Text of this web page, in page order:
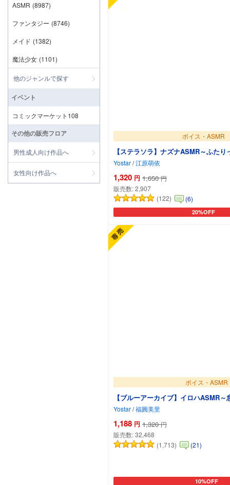
ボイス・ASMR
【ステラソラ】ナズナASMR～ふた
Yostar/江原萌依
1,320 円 1,650 円
販売数:2,907
(122)
(6)
20%OFF
カートに追加
ボイス・ASMR
【ブルーアーカイブ】イロハASMR
Yostar/福圓美里
1,188 円 1,320 円
販売数:32,468
(1,713)
(21)
10%OFF
ASMR (8987)
ファンタジー (8746)
メイド (1382)
魔法少女 (1101)
他のジャンルで探す
イベント
コミックマーケット108
その他の販売フロア
男性成人向け作品へ
女性向け作品へ